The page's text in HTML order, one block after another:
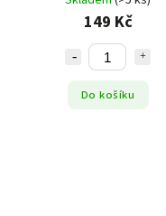
149 Kč
Do košíku